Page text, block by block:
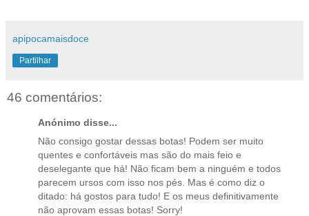
apipocamaisdoce
Partilhar
46 comentários:
Anónimo disse...
Não consigo gostar dessas botas! Podem ser muito
quentes e confortáveis mas são do mais feio e
deselegante que há! Não ficam bem a ninguém e todos
parecem ursos com isso nos pés. Mas é como diz o
ditado: há gostos para tudo! E os meus definitivamente
não aprovam essas botas! Sorry!